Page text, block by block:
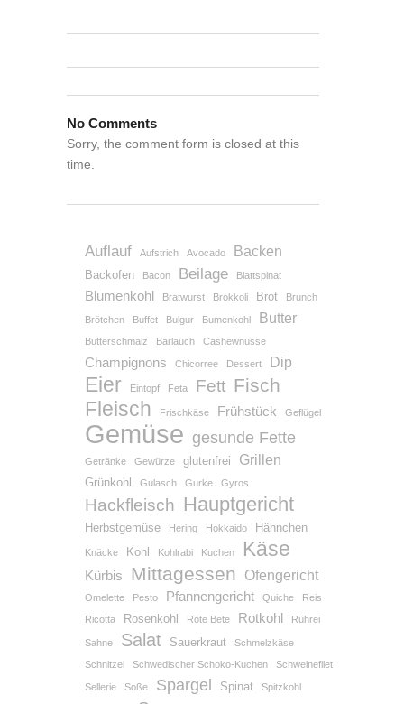
No Comments
Sorry, the comment form is closed at this
time.
Auflauf Aufstrich Avocado Backen
Backofen Bacon Beilage Blattspinat
Blumenkohl Bratwurst Brokkoli Brot Brunch
Brötchen Buffet Bulgur Bumenkohl Butter
Butterschmalz Bärlauch Cashewnüsse
Champignons Chicorree Dessert Dip
Eier Eintopf Feta Fett Fisch
Fleisch Frischkäse Frühstück Geflügel
Gemüse gesunde Fette
Getränke Gewürze glutenfrei Grillen
Grünkohl Gulasch Gurke Gyros
Hackfleisch Hauptgericht
Herbstgemüse Hering Hokkaido Hähnchen
Knäcke Kohl Kohlrabi Kuchen Käse
Kürbis Mittagessen Ofengericht
Omelette Pesto Pfannengericht Quiche
Reis
Ricotta
Rosenkohl Rote Bete Rotkohl Rührei
Sahne Salat Sauerkraut
Schmelzkäse
Schnitzel
Schwedischer Schoko-Kuchen Schweinefilet
Sellerie Soße Spargel Spinat Spitzkohl